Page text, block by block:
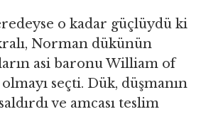
o kadar güçlüydü ki
Norman dükünün
asi baronu William of
seçti. Dük, düşmanın
ve amcası teslim